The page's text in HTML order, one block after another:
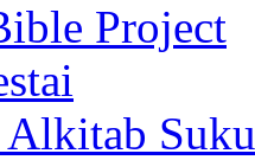
Project
Suku